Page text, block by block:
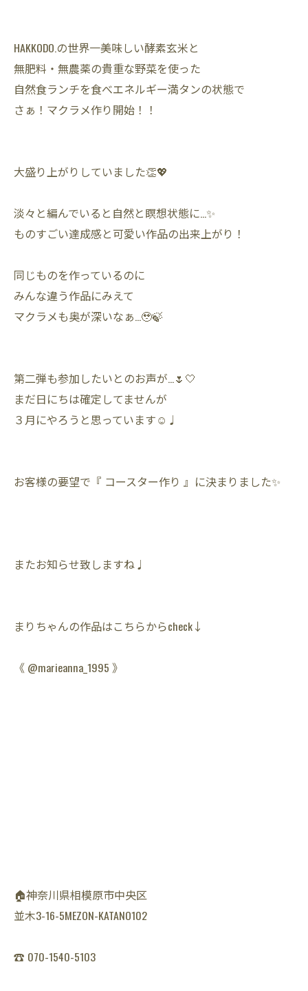
HAKKODO.の世界一美味しい酵素玄米と
無肥料・無農薬の貴重な野菜を使った
自然食ランチを食べエネルギー満タンの状態で
さぁ！マクラメ作り開始！！
大盛り上がりしていました👏💖
淡々と編んでいると自然と瞑想状態に…✨
ものすごい達成感と可愛い作品の出来上がり！
同じものを作っているのに
みんな違う作品にみえて
マクラメも奥が深いなぁ…🥹🍃
第二弾も参加したいとのお声が…🌷🤍
まだ日にちは確定してませんが
３月にやろうと思っています☺️♩
お客様の要望で『 コースター作り 』に決まりました✨
またお知らせ致しますね♩
まりちゃんの作品はこちらからcheck↓
《 @marieanna_1995 》
🏠神奈川県相模原市中央区
並木3-16-5MEZON-KATANO102
☎️ 070-1540-5103